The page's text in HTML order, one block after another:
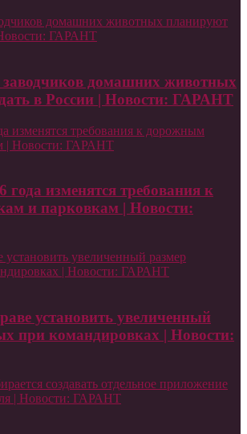
домашних животных планируют
ГАРАНТ
домашних животных
в России | Новости: ГАРАНТ
изменятся требования к дорожным
| Новости: ГАРАНТ
года изменятся требования к
и парковкам | Новости:
установить увеличенный размер
| Новости: ГАРАНТ
установить увеличенный
при командировках | Новости:
создавать отдельное приложение
| Новости: ГАРАНТ